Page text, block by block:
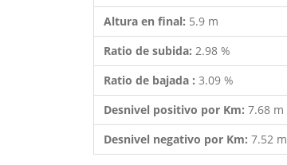
Altura en final: 5.9 m
Ratio de subida: 2.98 %
Ratio de bajada : 3.09 %
Desnivel positivo por Km: 7.68 m
Desnivel negativo por Km: 7.52 m